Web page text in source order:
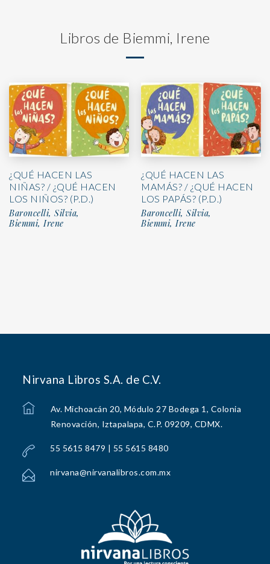
Libros de Biemmi, Irene
¿QUÉ HACEN LAS
NIÑAS? / ¿QUÉ HACEN
LOS NIÑOS? (P.D.)
Baroncelli, Silvia,
Biemmi, Irene
¿QUÉ HACEN LAS
MAMÁS? / ¿QUÉ HACEN
LOS PAPÁS? (P.D.)
Baroncelli, Silvia,
Biemmi, Irene
Nirvana Libros S.A. de C.V.
Av. Michoacán 20, Módulo 27 Bodega 1, Colonia
Renovación, Iztapalapa, C.P. 09209, CDMX.
55 5615 8479 | 55 5615 8480
nirvana@nirvanalibros.com.mx